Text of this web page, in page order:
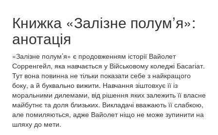
Книжка «Залізне полум’я»:
анотація
«Залізне полум’я» є продовженням історії Вайолет
Сорренгейл, яка навчається у Військовому коледжі Басагіат.
Тут вона повинна не тільки показати себе з найкращого
боку, а й буквально вижити. Навчання зіштовхує її із
моральними дилемами, від рішення яких залежить її власне
майбутнє та доля близьких. Викладачі вважають її слабкою,
але помиляються, адже Вайолет ніщо не може зупинити на
шляху до мети.